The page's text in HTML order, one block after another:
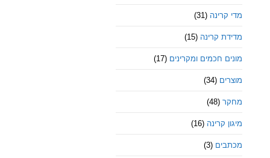
מדי קרינה (31)
מדידת קרינה (15)
מונים חכמים ומקרינים (17)
מוצרים (34)
מחקר (48)
מיגון קרינה (16)
מכתבים (3)